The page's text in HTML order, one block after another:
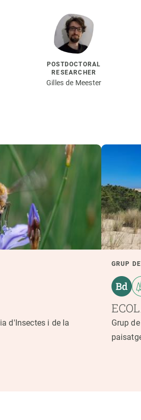
POSTDOCTORAL
RESEARCHER
Gilles de Meester
d'Insectes i de la
GRUP
Grup